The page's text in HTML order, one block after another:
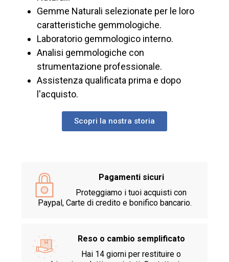
Gemme Naturali selezionate per le loro
caratteristiche gemmologiche.
Laboratorio gemmologico interno.
Analisi gemmologiche con
strumentazione professionale.
Assistenza qualificata prima e dopo
l'acquisto.
Scopri la nostra storia
Pagamenti sicuri
Proteggiamo i tuoi acquisti con
Paypal, Carte di credito e bonifico bancario.
Reso o cambio semplificato
Hai 14 giorni per restituire o